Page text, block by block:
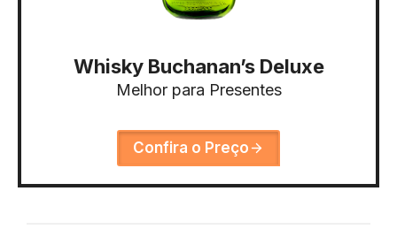
Whisky Buchanan’s Deluxe
Melhor para Presentes
Confira o Preço